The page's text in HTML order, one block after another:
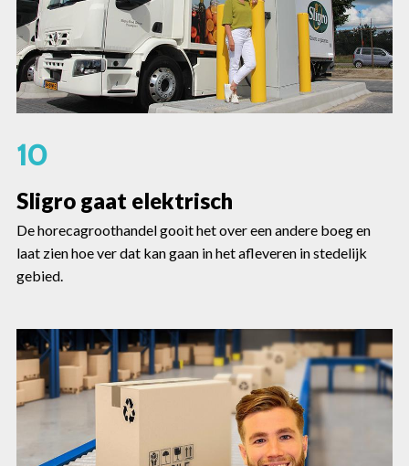
10
Sligro gaat elektrisch
De horecagroothandel gooit het over een andere boeg en
laat zien hoe ver dat kan gaan in het afleveren in stedelijk
gebied.